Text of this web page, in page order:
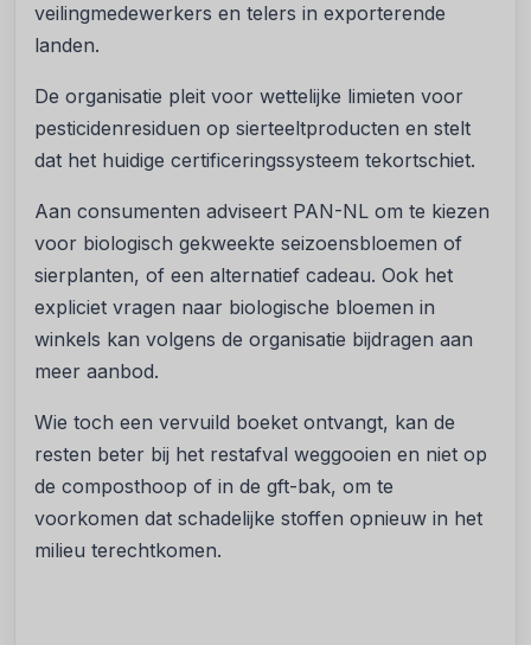
veilingmedewerkers en telers in exporterende
landen.
De organisatie pleit voor wettelijke limieten voor
pesticidenresiduen op sierteeltproducten en stelt
dat het huidige certificeringssysteem tekortschiet.
Aan consumenten adviseert PAN-NL om te kiezen
voor biologisch gekweekte seizoensbloemen of
sierplanten, of een alternatief cadeau. Ook het
expliciet vragen naar biologische bloemen in
winkels kan volgens de organisatie bijdragen aan
meer aanbod.
Wie toch een vervuild boeket ontvangt, kan de
resten beter bij het restafval weggooien en niet op
de composthoop of in de gft-bak, om te
voorkomen dat schadelijke stoffen opnieuw in het
milieu terechtkomen.